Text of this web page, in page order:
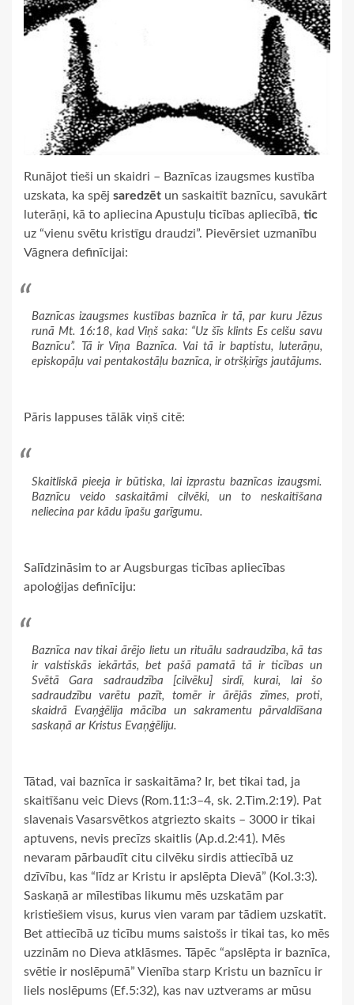
Runājot tieši un skaidri – Baznīcas izaugsmes kustība
uzskata, ka spēj saredzēt un saskaitīt baznīcu, savukārt
luterāņi, kā to apliecina Apustuļu ticības apliecībā, tic
uz “vienu svētu kristīgu draudzi”. Pievērsiet uzmanību
Vāgnera definīcijai:
Baznīcas izaugsmes kustības baznīca ir tā, par kuru Jēzus
runā Mt. 16:18, kad Viņš saka: “Uz šīs klints Es celšu savu
Baznīcu”. Tā ir Viņa Baznīca. Vai tā ir baptistu, luterāņu,
episkopāļu vai pentakostāļu baznīca, ir otršķirīgs jautājums.
Pāris lappuses tālāk viņš citē:
Skaitliskā pieeja ir būtiska, lai izprastu baznīcas izaugsmi.
Baznīcu veido saskaitāmi cilvēki, un to neskaitīšana
neliecina par kādu īpašu garīgumu.
Salīdzināsim to ar Augsburgas ticības apliecības
apoloģijas definīciju:
Baznīca nav tikai ārējo lietu un rituālu sadraudzība, kā tas
ir valstiskās iekārtās, bet pašā pamatā tā ir ticības un
Svētā Gara sadraudzība [cilvēku] sirdī, kurai, lai šo
sadraudzību varētu pazīt, tomēr ir ārējās zīmes, proti,
skaidrā Evaņģēlija mācība un sakramentu pārvaldīšana
saskaņā ar Kristus Evaņģēliju.
Tātad, vai baznīca ir saskaitāma? Ir, bet tikai tad, ja
skaitīšanu veic Dievs (Rom.11:3–4, sk. 2.Tim.2:19). Pat
slavenais Vasarsvētkos atgriezto skaits – 3000 ir tikai
aptuvens, nevis precīzs skaitlis (Ap.d.2:41). Mēs
nevaram pārbaudīt citu cilvēku sirdis attiecībā uz
dzīvību, kas “līdz ar Kristu ir apslēpta Dievā” (Kol.3:3).
Saskaņā ar mīlestības likumu mēs uzskatām par
kristiešiem visus, kurus vien varam par tādiem uzskatīt.
Bet attiecībā uz ticību mums saistošs ir tikai tas, ko mēs
uzzinām no Dieva atklāsmes. Tāpēc “apslēpta ir baznīca,
svētie ir noslēpumā” Vienība starp Kristu un baznīcu ir
liels noslēpums (Ef.5:32), kas nav uztverams ar mūsu